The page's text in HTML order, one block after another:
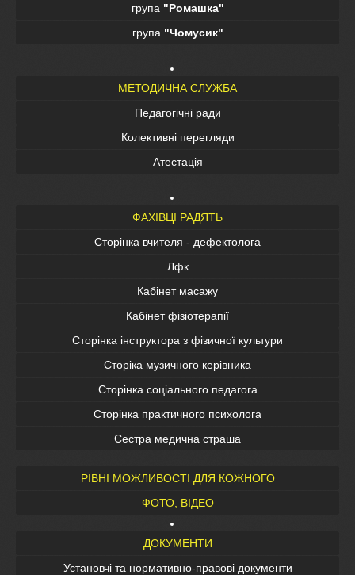
група "Ромашка"
група "Чомусик"
МЕТОДИЧНА СЛУЖБА
Педагогічні ради
Колективні перегляди
Атестація
ФАХІВЦІ РАДЯТЬ
Сторінка вчителя - дефектолога
Лфк
Кабінет масажу
Кабінет фізіотерапії
Сторінка інструктора з фізичної культури
Сторіка музичного керівника
Сторінка соціального педагога
Сторінка практичного психолога
Сестра медична страша
РІВНІ МОЖЛИВОСТІ ДЛЯ КОЖНОГО
ФОТО, ВІДЕО
ДОКУМЕНТИ
Установчі та нормативно-правові документи